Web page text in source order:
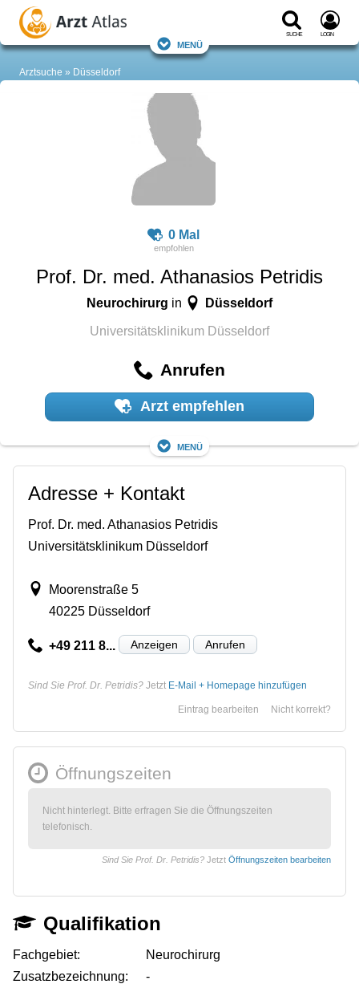
Suche Login
Menü
Arztsuche Düsseldorf
0 Mal
Prof. Dr. med. Athanasios Petridis
Neurochirurg in Düsseldorf
Universitätsklinikum Düsseldorf
Anrufen
Arzt empfehlen
Menü
Adresse + Kontakt
Prof. Dr. med. Athanasios Petridis
Universitätsklinikum Düsseldorf
Moorenstraße 5
40225 Düsseldorf
+49 211 8... Anzeigen Anrufen
Sind Sie Prof. Dr. Petridis? Jetzt E-Mail + Homepage hinzufügen
Nicht korrekt?
Eintrag bearbeiten
Öffnungszeiten
Nicht hinterlegt. Bitte erfragen Sie die Öffnungszeiten
telefonisch.
Sind Sie Prof. Dr. Petridis? Jetzt Öffnungszeiten bearbeiten
Qualifikation
Fachgebiet:
Neurochirurg
Zusatzbezeichnung:
-